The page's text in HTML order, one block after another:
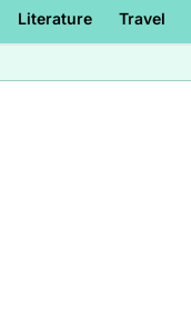
Literature Travel